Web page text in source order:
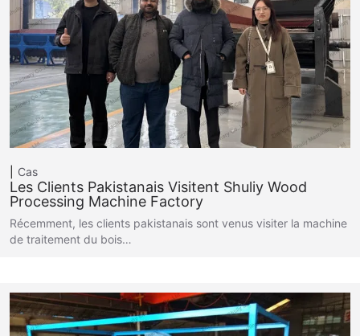
Cas
Les Clients Pakistanais Visitent Shuliy Wood
Processing Machine Factory
Récemment, les clients pakistanais sont venus visiter la machine
de traitement du bois…